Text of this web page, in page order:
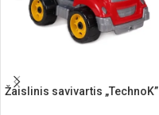
Žaislinis savivartis „TechnoK”